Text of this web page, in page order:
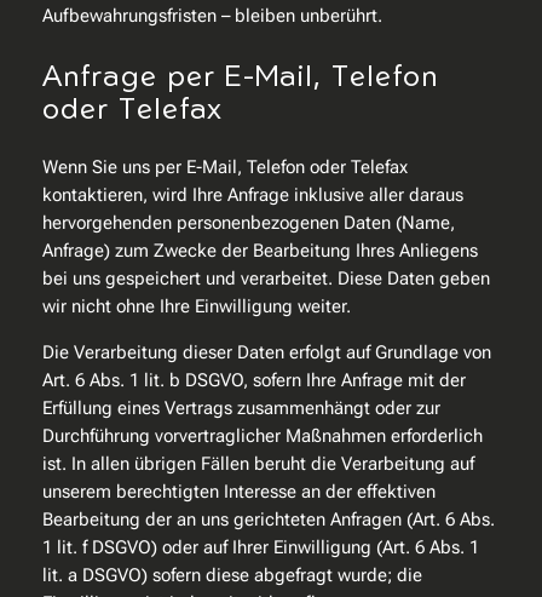
Aufbewahrungsfristen – bleiben unberührt.
Anfrage per E-Mail, Telefon
oder Telefax
Wenn Sie uns per E-Mail, Telefon oder Telefax
kontaktieren, wird Ihre Anfrage inklusive aller daraus
hervorgehenden personenbezogenen Daten (Name,
Anfrage) zum Zwecke der Bearbeitung Ihres Anliegens
bei uns gespeichert und verarbeitet. Diese Daten geben
wir nicht ohne Ihre Einwilligung weiter.
Die Verarbeitung dieser Daten erfolgt auf Grundlage von
Art. 6 Abs. 1 lit. b DSGVO, sofern Ihre Anfrage mit der
Erfüllung eines Vertrags zusammenhängt oder zur
Durchführung vorvertraglicher Maßnahmen erforderlich
ist. In allen übrigen Fällen beruht die Verarbeitung auf
unserem berechtigten Interesse an der effektiven
Bearbeitung der an uns gerichteten Anfragen (Art. 6 Abs.
1 lit. f DSGVO) oder auf Ihrer Einwilligung (Art. 6 Abs. 1
lit. a DSGVO) sofern diese abgefragt wurde; die